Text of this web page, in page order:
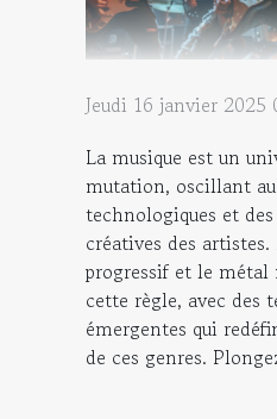
Jeudi 16 janvier 2025
La musique est un
mutation, oscillant au
technologiques et
créatives des
progressif et le métal
cette règle, avec des
émergentes qui
de ces genres.